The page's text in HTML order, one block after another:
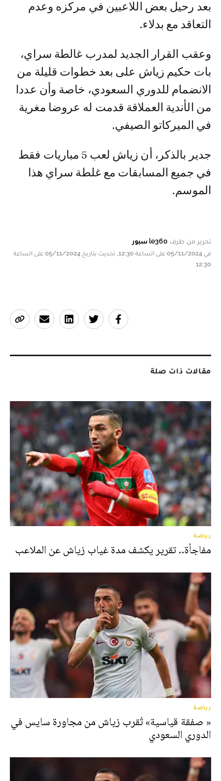
بعد رحيل بعض اللاعبين في مركزه وعدم
التعاقد مع بدلاء.
وعقب القرار الجديد لمدرب غالطة سراي،
بات حكيم زياش على بعد خطوات قليلة من
الانضمام للدوري السعودي، خاصة وأن عددا
من الأندية العملاقة قدمت له عروضا مغرية
في الميركاتو الصيفي.
جدير بالذكر، أن زياش لعب 5 مباريات فقط
في جميع المسابقات مع غلطة سراي هذا
الموسم.
تحرير من طرف le360 سبور
في 05/11/2024 على الساعة 12:30, تحديث بتاريخ 05/11/2024 على الساعة
12:30
مقالات ذات صلة
رياضة
مفاجأة.. تقرير يكشف مدة غياب زياش عن الملاعب
رياضة
« صفقة قياسية» تُقرب زياش من مجاورة سايس في
الدوري السعودي